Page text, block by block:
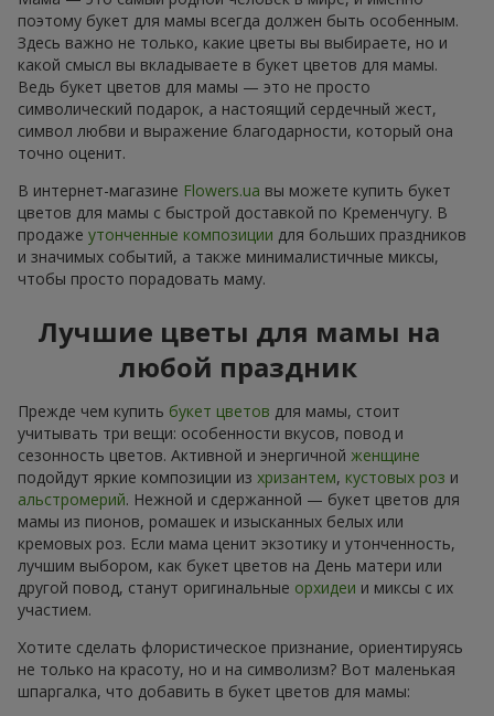
поэтому букет для мамы всегда должен быть особенным.
Здесь важно не только, какие цветы вы выбираете, но и
какой смысл вы вкладываете в букет цветов для мамы.
Ведь букет цветов для мамы — это не просто
символический подарок, а настоящий сердечный жест,
символ любви и выражение благодарности, который она
точно оценит.
В интернет-магазине Flowers.ua вы можете купить букет
цветов для мамы с быстрой доставкой по Кременчугу. В
продаже утонченные композиции для больших праздников
и значимых событий, а также минималистичные миксы,
чтобы просто порадовать маму.
Лучшие цветы для мамы на
любой праздник
Прежде чем купить букет цветов для мамы, стоит
учитывать три вещи: особенности вкусов, повод и
сезонность цветов. Активной и энергичной женщине
подойдут яркие композиции из хризантем, кустовых роз и
альстромерий. Нежной и сдержанной — букет цветов для
мамы из пионов, ромашек и изысканных белых или
кремовых роз. Если мама ценит экзотику и утонченность,
лучшим выбором, как букет цветов на День матери или
другой повод, станут оригинальные орхидеи и миксы с их
участием.
Хотите сделать флористическое признание, ориентируясь
не только на красоту, но и на символизм? Вот маленькая
шпаргалка, что добавить в букет цветов для мамы: